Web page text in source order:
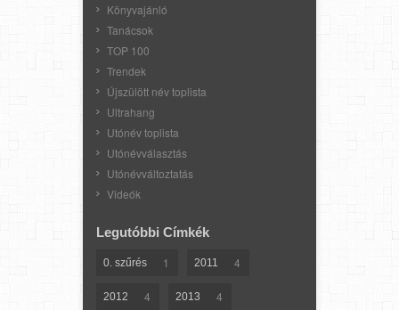
Könyvajánló
Tanácsok
TOP 100
Trendek
Újszülött név toplista
Ultrahang
Utónév toplista
Utónévválasztás
Utónévváltoztatás
Videók
Legutóbbi Címkék
0. szűrés 1 2011 4
2012 4 2013 4